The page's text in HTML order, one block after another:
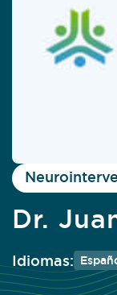
Dr.
Idiomas: